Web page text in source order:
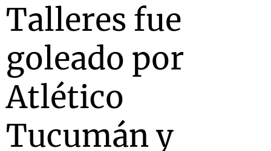
Talleres fue
goleado por
Atlético
Tucumán y